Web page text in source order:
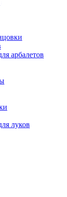
арбалетов
луков